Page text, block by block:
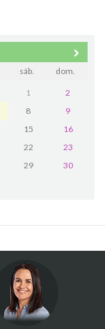
sáb. dom.
1
2
8
9
15
16
22
23
29
30